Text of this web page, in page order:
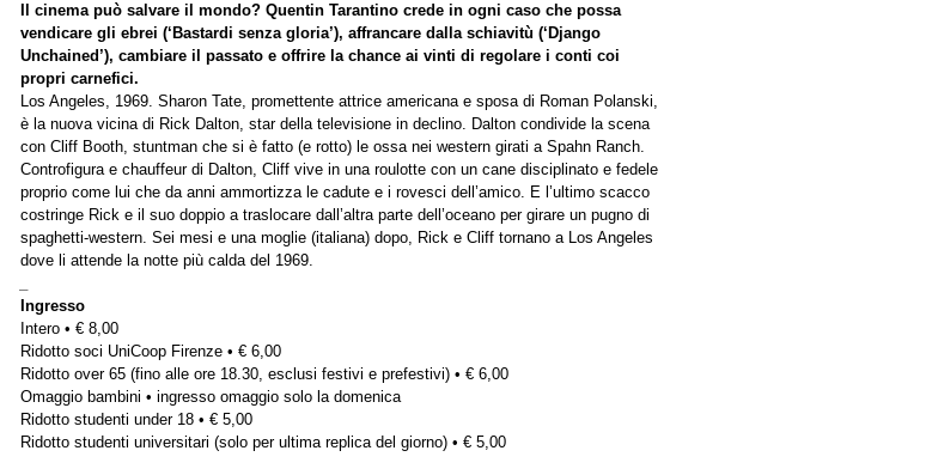
Il cinema può salvare il mondo? Quentin Tarantino crede in ogni caso che possa
vendicare gli ebrei (‘Bastardi senza gloria’), affrancare dalla schiavitù (‘Django
Unchained’), cambiare il passato e offrire la chance ai vinti di regolare i conti coi
propri carnefici.
Los Angeles, 1969. Sharon Tate, promettente attrice americana e sposa di Roman Polanski,
è la nuova vicina di Rick Dalton, star della televisione in declino. Dalton condivide la scena
con Cliff Booth, stuntman che si è fatto (e rotto) le ossa nei western girati a Spahn Ranch.
Controfigura e chauffeur di Dalton, Cliff vive in una roulotte con un cane disciplinato e fedele
proprio come lui che da anni ammortizza le cadute e i rovesci dell’amico. E l’ultimo scacco
costringe Rick e il suo doppio a traslocare dall’altra parte dell’oceano per girare un pugno di
spaghetti-western. Sei mesi e una moglie (italiana) dopo, Rick e Cliff tornano a Los Angeles
dove li attende la notte più calda del 1969.
Ingresso
Intero • € 8,00
Ridotto soci UniCoop Firenze • € 6,00
Ridotto over 65 (fino alle ore 18.30, esclusi festivi e prefestivi) • € 6,00
Omaggio bambini • ingresso omaggio solo la domenica
Ridotto studenti under 18 • € 5,00
Ridotto studenti universitari (solo per ultima replica del giorno) • € 5,00